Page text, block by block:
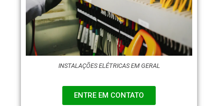
INSTALAÇÕES ELÉTRICAS EM GERAL
ENTRE EM CONTATO